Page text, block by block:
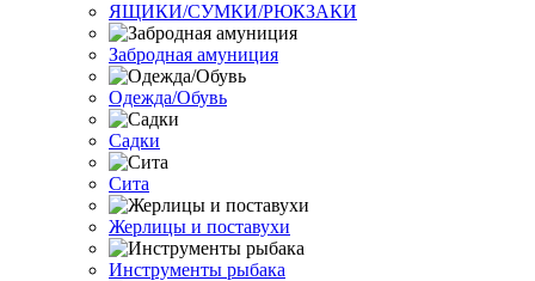
ЯЩИКИ/СУМКИ/РЮКЗАКИ
Забродная амуниция
Одежда/Обувь
Садки
Сита
Жерлицы и поставухи
Инструменты рыбака